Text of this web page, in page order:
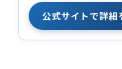
公式サイトで詳細